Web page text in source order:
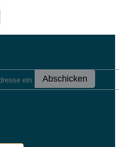
Abschicken